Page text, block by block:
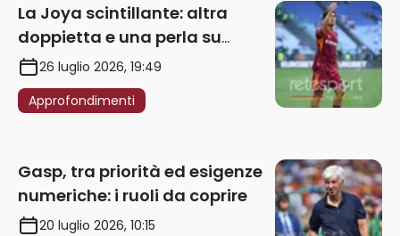
La Joya scintillante: altra
doppietta e una perla su
punizione – VIDEO
26 luglio 2026, 19:49
Approfondimenti
Gasp, tra priorità ed esigenze
numeriche: i ruoli da coprire
20 luglio 2026, 10:15